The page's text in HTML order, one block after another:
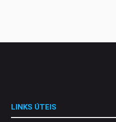
LINKS ÚTEIS